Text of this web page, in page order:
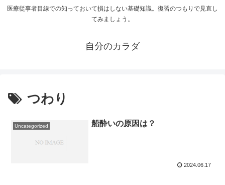
医療従事者目線での知っておいて損はしない基礎知識。復習のつもりで見直し
てみましょう。
自分のカラダ
つわり
Uncategorized 船酔いの原因は？
2024.06.17